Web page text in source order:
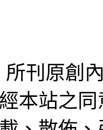
所刊原創
本站之